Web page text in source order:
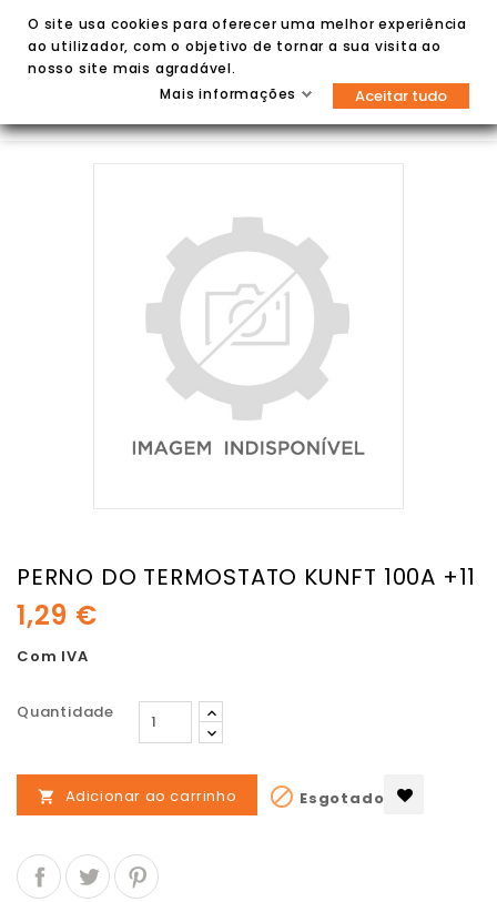

PERNO DO TERMOSTATO KUNFT 100A +11
1,29 €
Com IVA
Quantidade
 Adicionar ao carrinho  Esgotado
O site usa cookies para oferecer uma melhor experiência
ao utilizador, com o objetivo de tornar a sua visita ao
nosso site mais agradável.
Mais informações
Aceitar tudo